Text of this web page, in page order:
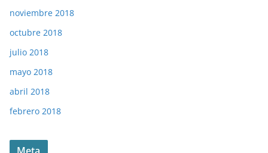
noviembre 2018
octubre 2018
julio 2018
mayo 2018
abril 2018
febrero 2018